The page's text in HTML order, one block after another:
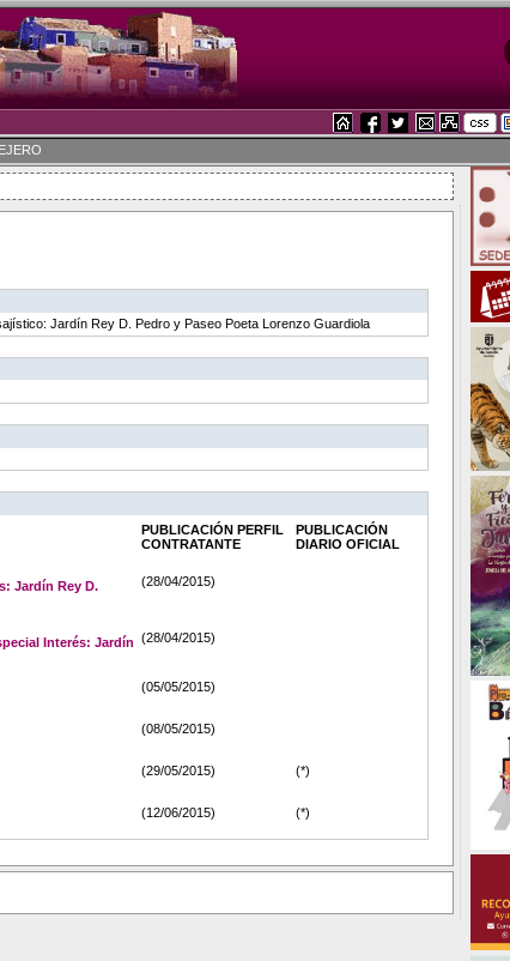
Jardín Rey D. Pedro y Paseo Poeta Lorenzo Guardiola
PUBLICACIÓN PERFIL
CONTRATANTE
PUBLICACIÓN
DIARIO OFICIAL
Jardín Rey D.
(28/04/2015)
Interés: Jardín
(28/04/2015)
(05/05/2015)
(08/05/2015)
(29/05/2015) (*)
(12/06/2015) (*)